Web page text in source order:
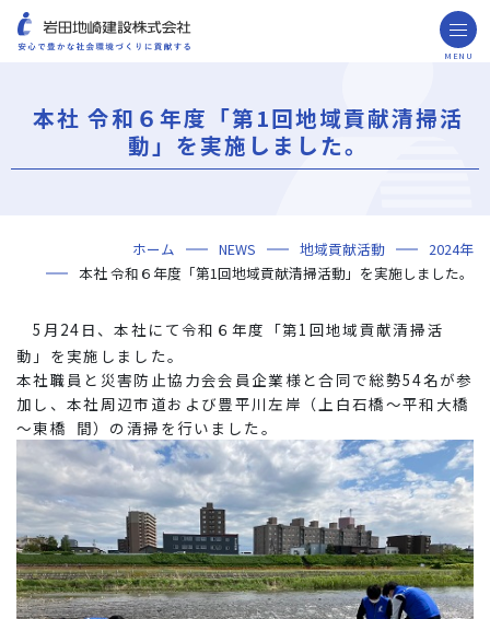
MENU
ごあいさつ
ミッション・ビジョン・社訓
会社概要
組織図
役員一覧
沿革
岩田地崎の歴史
事業所一覧
関連会社
プレスリリース
財務情報
岩田地崎建設のCM
3分でわかる岩田地崎建設
年代から探す
地域別で探す
用途区分から探す
GISマップシステム
Niseko Project
プロジェクトレポート
技術・ソリューション
ソリューション
海外事業
NISEKO PROJECTS
閉じる
本社 令和６年度「第1回地域貢献清掃活
動」を実施しました。
ホーム NEWS 地域貢献活動
2024年
本社 令和６年度「第1回地域貢献清掃活動」を実施しました。
5月24日、本社にて令和６年度「第1回地域貢献清掃活
動」を実施しました。
本社職員と災害防止協力会会員企業様と合同で総勢54名が参
加し、本社周辺市道および豊平川左岸（上白石橋～平和大橋
～東橋 間）の清掃を行いました。